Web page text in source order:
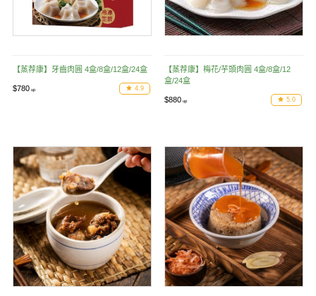
【蒸荐康】牙齒肉圓 4盒/8盒/12盒/24盒
$780 4.9
【蒸荐康】梅花/芋頭肉圓 4盒/8盒/12
盒/24盒
$880 5.0